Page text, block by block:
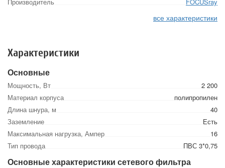
все характеристики
Характеристики
Основные
Мощность, Вт
2 200
Материал корпуса
полипропилен
Длина шнура, м
40
Заземление
Есть
Максимальная нагрузка, Ампер
16
Тип провода
ПВС 3*0,75
Основные характеристики сетевого фильтра